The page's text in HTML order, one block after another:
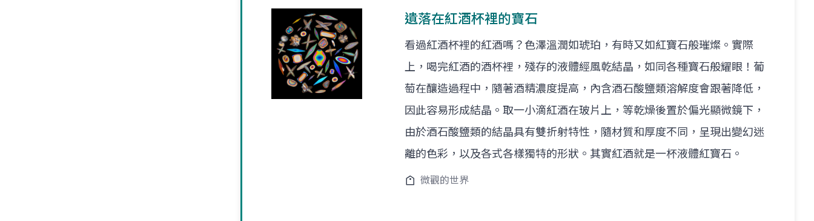
遺落在紅酒杯裡的寶石
看過紅酒杯裡的紅酒嗎？色澤溫潤如琥珀，有時又如紅寶石般璀燦。實際
上，喝完紅酒的酒杯裡，殘存的液體經風乾結晶，如同各種寶石般耀眼！葡
萄在釀造過程中，隨著酒精濃度提高，內含酒石酸鹽類溶解度會跟著降低，
因此容易形成結晶。取一小滴紅酒在玻片上，等乾燥後置於偏光顯微鏡下，
由於酒石酸鹽類的結晶具有雙折射特性，隨材質和厚度不同，呈現出變幻迷
離的色彩，以及各式各樣獨特的形狀。其實紅酒就是一杯液體紅寶石。
微觀的世界